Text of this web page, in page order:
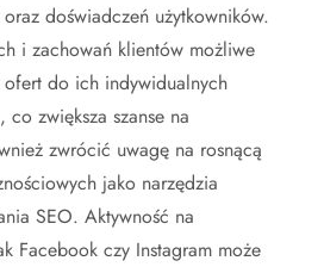
doświadczeń użytkowników.
i zachowań klientów możliwe
ofert do ich indywidualnych
zwiększa szanse na
zwrócić uwagę na rosnącą
jako narzędzia
SEO. Aktywność na
Facebook czy Instagram może